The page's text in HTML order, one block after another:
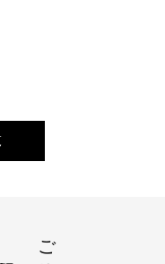
ご挨拶